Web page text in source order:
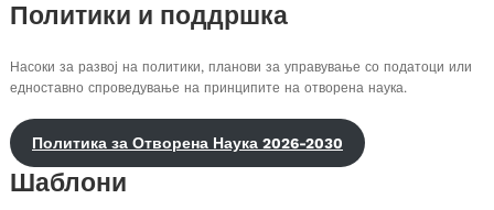
Политики и поддршка
Насоки за развој на политики, планови за управување со податоци или
едноставно спроведување на принципите на отворена наука.
Политика за Отворена Наука 2026-2030
Шаблони